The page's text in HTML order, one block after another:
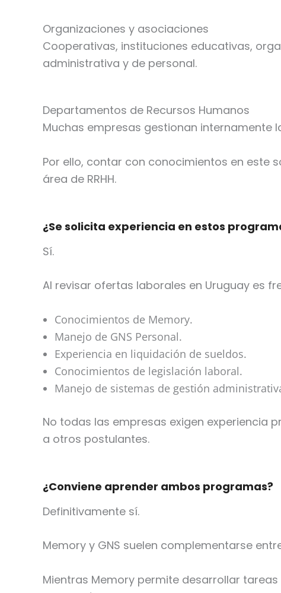
Organizaciones y asociaciones
Cooperativas, instituciones educativas,
administrativa y de personal.
Departamentos de Recursos Humanos
Muchas empresas gestionan internamente
Por ello, contar con conocimientos en este
área de RRHH.
¿Se solicita experiencia en estos
Sí.
Al revisar ofertas laborales en Uruguay es
Conocimientos de Memory.
Manejo de GNS Personal.
Experiencia en liquidación de sueldos.
Conocimientos de legislación laboral.
Manejo de sistemas de gestión
No todas las empresas exigen experiencia
a otros postulantes.
¿Conviene aprender ambos programas?
Definitivamente sí.
Memory y GNS suelen complementarse
Mientras Memory permite desarrollar